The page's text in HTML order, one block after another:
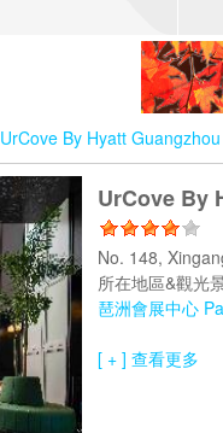
UrCove By Hyatt
UrCove By
No. 148,
所在地區&觀光
琶洲會展中心
[ + ] 查看更多